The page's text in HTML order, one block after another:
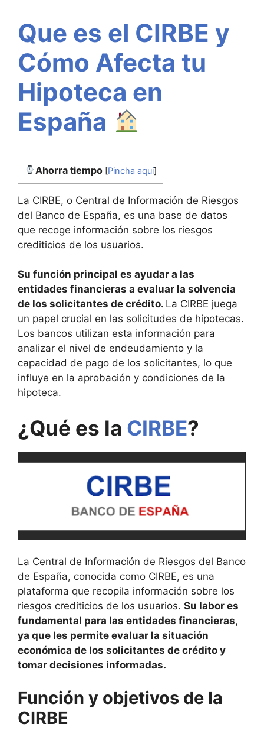
Que es el CIRBE y
Cómo Afecta tu
Hipoteca en
España
Ahorra tiempo [Pincha aquí]
La CIRBE, o Central de Información de Riesgos
del Banco de España, es una base de datos
que recoge información sobre los riesgos
crediticios de los usuarios.
Su función principal es ayudar a las
entidades financieras a evaluar la solvencia
de los solicitantes de crédito. La CIRBE juega
un papel crucial en las solicitudes de hipotecas.
Los bancos utilizan esta información para
analizar el nivel de endeudamiento y la
capacidad de pago de los solicitantes, lo que
influye en la aprobación y condiciones de la
hipoteca.
¿Qué es la CIRBE?
La Central de Información de Riesgos del Banco
de España, conocida como CIRBE, es una
plataforma que recopila información sobre los
riesgos crediticios de los usuarios. Su labor es
fundamental para las entidades financieras,
ya que les permite evaluar la situación
económica de los solicitantes de crédito y
tomar decisiones informadas.
Función y objetivos de la
CIRBE